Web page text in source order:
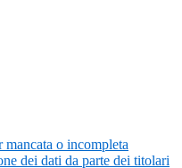
mancata o incompleta
dei dati da parte dei titolari